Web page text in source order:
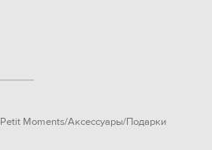
Petit Moments Аксессуары Подарки